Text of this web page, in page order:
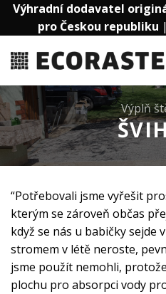
Přeskočit
Výhradní dodavatel
pro Českou republiku |
Výplň
“Potřebovali jsme vyřešit
kterým se zároveň občas
když se nás u babičky sejde
stromem v létě neroste,
jsme použít nemohli,
plochu pro absorpci vody